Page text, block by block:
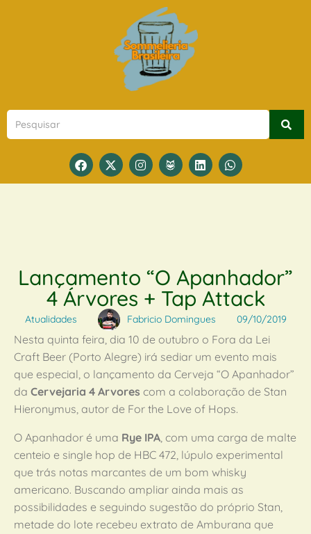
Lançamento “O Apanhador”
4 Árvores + Tap Attack
Atualidades Fabricio Domingues 09/10/2019
Nesta quinta feira, dia 10 de outubro o Fora da Lei
Craft Beer (Porto Alegre) irá sediar um evento mais
que especial, o lançamento da Cerveja “O Apanhador”
da Cervejaria 4 Arvores com a colaboração de Stan
Hieronymus, autor de For the Love of Hops.
O Apanhador é uma Rye IPA, com uma carga de malte
centeio e single hop de HBC 472, lúpulo experimental
que trás notas marcantes de um bom whisky
americano. Buscando ampliar ainda mais as
possibilidades e seguindo sugestão do próprio Stan,
metade do lote recebeu extrato de Amburana que